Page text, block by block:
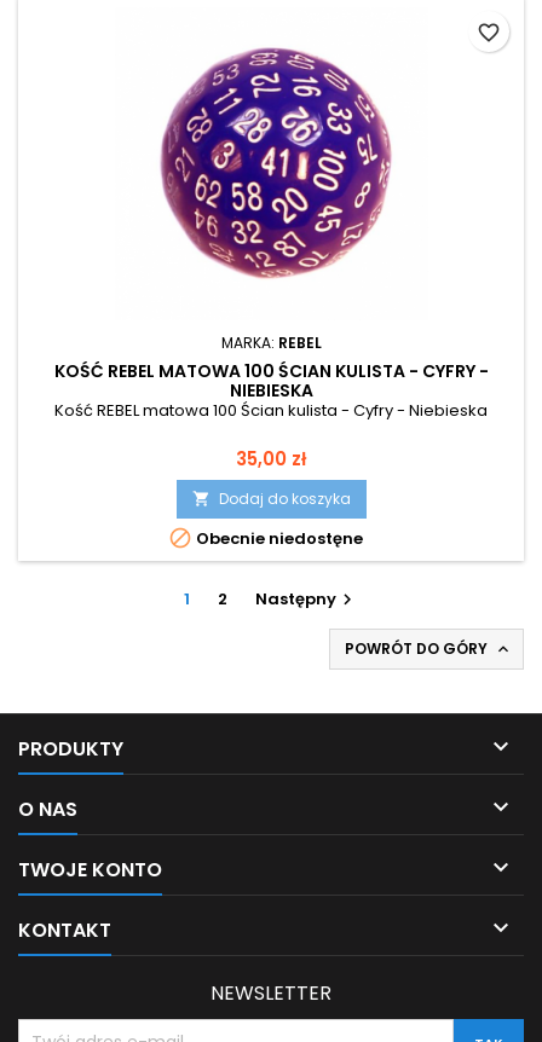
MARKA: REBEL
KOŚĆ REBEL MATOWA 100 ŚCIAN KULISTA - CYFRY -
NIEBIESKA
Kość REBEL matowa 100 Ścian kulista - Cyfry - Niebieska
Cena
35,00 zł
 Dodaj do koszyka
 Obecnie niedostęne
favorite_border
1 2 Następny 
POWRÓT DO GÓRY 
PRODUKTY 
O NAS 
TWOJE KONTO 
KONTAKT 
NEWSLETTER